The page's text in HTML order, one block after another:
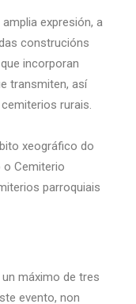
expresión, a
construcións
incorporan
transmiten, así
rurais.
xeográfico do
o Cemiterio
parroquiais
máximo de tres
evento, non